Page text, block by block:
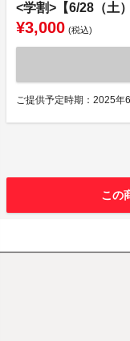
<学割>【6/28（土
¥3,000 (税込)
ご提供予定時期：2025年
この